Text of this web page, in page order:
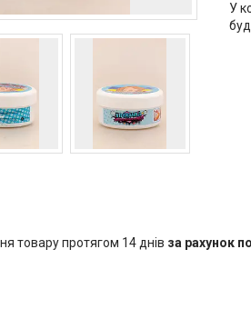
У
товару протягом 14 днів за рахунок